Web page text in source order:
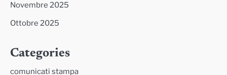
Novembre 2025
Ottobre 2025
Categories
comunicati stampa